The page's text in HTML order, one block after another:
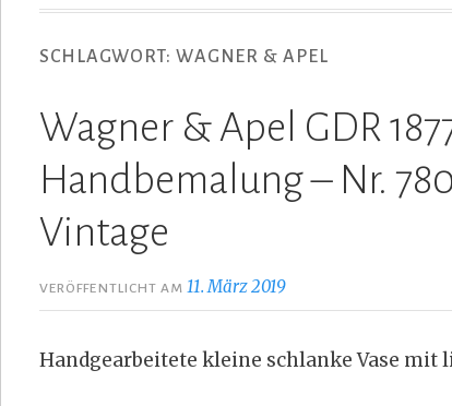
SCHLAGWORT: WAGNER & APEL
Wagner & Apel GDR
Handbemalung – Nr.
Vintage
VERÖFFENTLICHT AM11. März 2019
Handgearbeitete kleine schlanke Vase mit